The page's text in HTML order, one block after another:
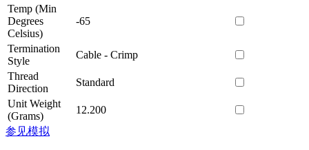
Temp (Min
Degrees
Celsius)
-65
Termination
Style
Cable - Crimp
Thread
Direction
Standard
Unit Weight
(Grams)
12.200
参见模拟